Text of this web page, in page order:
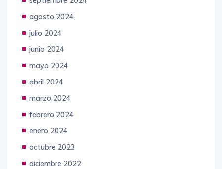
agosto 2024
julio 2024
junio 2024
mayo 2024
abril 2024
marzo 2024
febrero 2024
enero 2024
octubre 2023
diciembre 2022